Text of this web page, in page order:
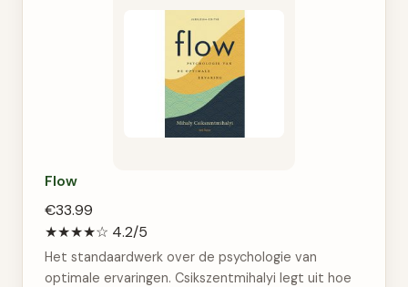
Flow
€33.99
★★★★☆ 4.2/5
Het standaardwerk over de psychologie van
optimale ervaringen. Csikszentmihalyi legt uit hoe